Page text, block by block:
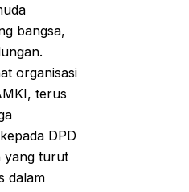
bangsa,
organisasi
terus
DPD
yang turut
dalam